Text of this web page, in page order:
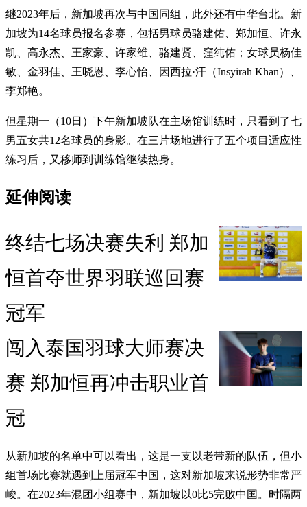
继2023年后，新加坡再次与中国同组，此外还有中华台北。新
加坡为14名球员报名参赛，包括男球员骆建佑、郑加恒、许永
凯、高永杰、王家豪、许家维、骆建贤、窪纯佑；女球员杨佳
敏、金羽佳、王晓恩、李心怡、因西拉·汗（Insyirah Khan）、
李郑艳。
但星期一（10日）下午新加坡队在主场馆训练时，只看到了七
男五女共12名球员的身影。在三片场地进行了五个项目适应性
练习后，又移师到训练馆继续热身。
延伸阅读
终结七场决赛失利 郑加
恒首夺世界羽联巡回赛
冠军
闯入泰国羽球大师赛决
赛 郑加恒再冲击职业首
冠
从新加坡的名单中可以看出，这是一支以老带新的队伍，但小
组首场比赛就遇到上届冠军中国，这对新加坡来说形势非常严
峻。在2023年混团小组赛中，新加坡以0比5完败中国。时隔两